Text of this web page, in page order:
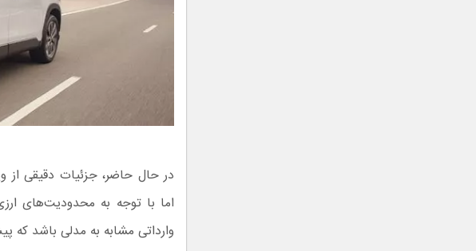
در حال حاضر، جزئیات دقیقی از
اما با توجه به محدودیت‌های
وارداتی مشابه به مدلی باشد که